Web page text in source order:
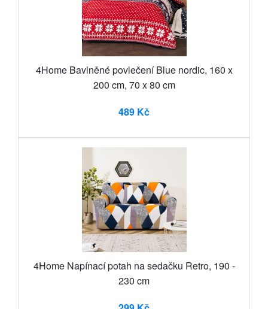
4Home Bavlněné povlečení Blue nordic, 160 x
200 cm, 70 x 80 cm
489 Kč
4Home Napínací potah na sedačku Retro, 190 -
230 cm